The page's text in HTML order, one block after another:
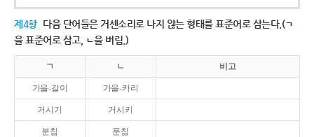
제4항 다음 단어들은 거센소리로 나지 않는 형태를 표준어로 삼는다.(ㄱ
을 표준어로 삼고, ㄴ을 버림.)
ㄱ ㄴ 비고
가을-갈이 가을-카리
거시기 거시키
분침 푼침